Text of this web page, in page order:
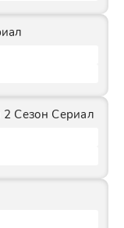
Сезон Сериал